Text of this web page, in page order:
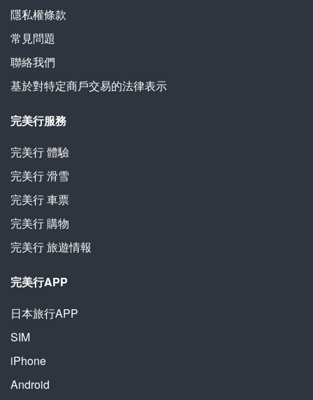
隱私權條款
常見問題
聯絡我們
基於對特定商戶交易的法律表示
完美行服務
完美行體驗
完美行滑雪
完美行車票
完美行購物
完美行旅遊情報
完美行APP
日本旅行APP
SIM
iPhone
Android